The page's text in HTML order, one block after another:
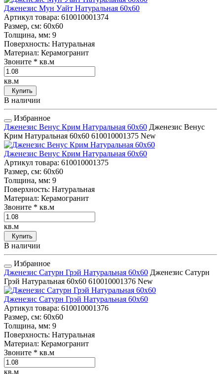
Дженезис Мун Уайт Натуральная 60x60
Артикул товара: 610010001374
Размер, см: 60x60
Толщина, мм: 9
Поверхность: Натуральная
Материал: Керамогранит
Звоните * кв.м
кв.м
Купить
В наличии
Избранное
Дженезис Венус Крим Натуральная 60x60 Дженезис Венус
Крим Натуральная 60x60 610010001375 New
Дженезис Венус Крим Натуральная 60x60
Артикул товара: 610010001375
Размер, см: 60x60
Толщина, мм: 9
Поверхность: Натуральная
Материал: Керамогранит
Звоните * кв.м
кв.м
Купить
В наличии
Избранное
Дженезис Сатурн Грэй Натуральная 60x60 Дженезис Сатурн
Грэй Натуральная 60x60 610010001376 New
Дженезис Сатурн Грэй Натуральная 60x60
Артикул товара: 610010001376
Размер, см: 60x60
Толщина, мм: 9
Поверхность: Натуральная
Материал: Керамогранит
Звоните * кв.м
кв.м